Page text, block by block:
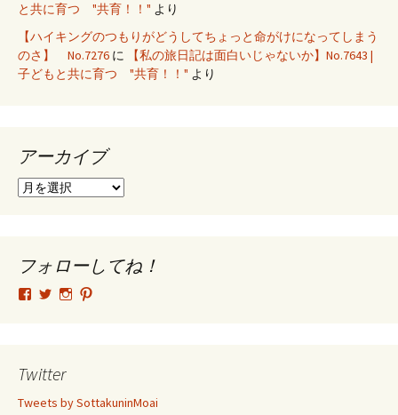
と共に育つ "共育！！" より
【ハイキングのつもりがどうしてちょっと命がけになってしまう
のさ】 No.7276 に
【私の旅日記は面白いじゃないか】No.7643 |
子どもと共に育つ "共育！！" より
アーカイブ
ア
ブ
フォローしてね！
tsutomu.hattori.33
フ
ー
SottakuninMoai
フ
ー
tsutomu.hattori.33
ー ー
Twitter
Tweets by SottakuninMoai